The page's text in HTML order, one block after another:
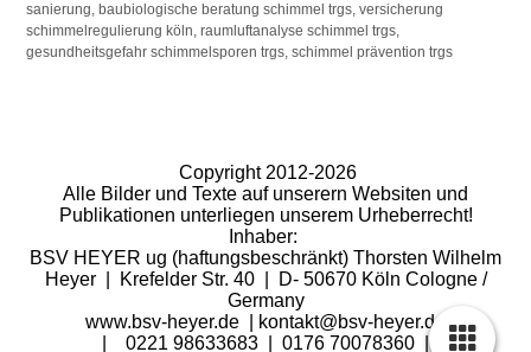
sanierung, baubiologische beratung schimmel trgs, versicherung
schimmelregulierung köln, raumluftanalyse schimmel trgs,
gesundheitsgefahr schimmelsporen trgs, schimmel prävention trgs
Copyright 2012-2026
Alle Bilder und Texte auf unserern Websiten und
Publikationen unterliegen unserem Urheberrecht!
Inhaber:
BSV HEYER ug (haftungsbeschränkt) Thorsten Wilhelm
Heyer | Krefelder Str. 40 | D- 50670 Köln Cologne /
Germany
www.bsv-heyer.de | kontakt@bsv-heyer.de
| 0221 98633683 | 0176 70078360 |